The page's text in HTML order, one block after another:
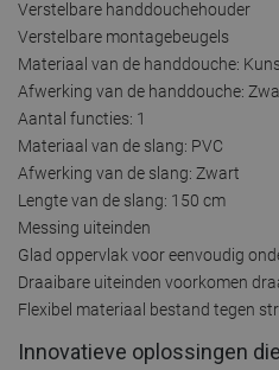
Verstelbare handdouchehouder
Verstelbare montagebeugels
Materiaal van de handdouche:
Afwerking van de handdouche:
Aantal functies: 1
Materiaal van de slang: PVC
Afwerking van de slang: Zwart
Lengte van de slang: 150 cm
Messing uiteinden
Glad oppervlak voor eenvoudig
Draaibare uiteinden voorkomen
Flexibel materiaal bestand tegen
Innovatieve oplossingen